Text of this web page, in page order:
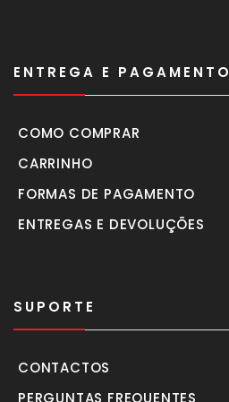
ENTREGA E PAGAMENTO
COMO COMPRAR
CARRINHO
FORMAS DE PAGAMENTO
ENTREGAS E DEVOLUÇÕES
SUPORTE
CONTACTOS
PERGUNTAS FREQUENTES